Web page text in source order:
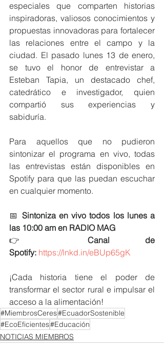
especiales que comparten historias
inspiradoras, valiosos conocimientos y
propuestas innovadoras para fortalecer
las relaciones entre el campo y la
ciudad. El pasado lunes 13 de enero,
se tuvo el honor de entrevistar a
Esteban Tapia, un destacado chef,
catedrático e investigador, quien
compartió sus experiencias y
sabiduría.
Para aquellos que no pudieron
sintonizar el programa en vivo, todas
las entrevistas están disponibles en
Spotify para que las puedan escuchar
en cualquier momento.
📅 Sintoniza en vivo todos los lunes a
las 10:00 am en RADIO MAG
👉 Canal de
Spotify: https://lnkd.in/eBUp65gK
¡Cada historia tiene el poder de
transformar el sector rural e impulsar el
acceso a la alimentación!
#MiembrosCeres#EcuadorSostenible
#EcoEficientes#Educación
NOTICIAS MIEMBROS